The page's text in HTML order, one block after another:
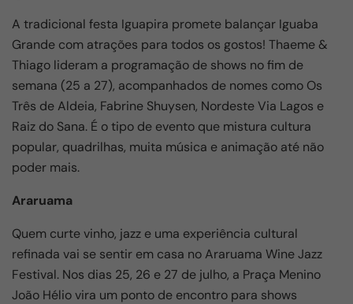
A tradicional festa Iguapira promete balançar Iguaba
Grande com atrações para todos os gostos! Thaeme &
Thiago lideram a programação de shows no fim de
semana (25 a 27), acompanhados de nomes como Os
Três de Aldeia, Fabrine Shuysen, Nordeste Via Lagos e
Raiz do Sana. É o tipo de evento que mistura cultura
popular, quadrilhas, muita música e animação até não
poder mais.
Araruama
Quem curte vinho, jazz e uma experiência cultural
refinada vai se sentir em casa no Araruama Wine Jazz
Festival. Nos dias 25, 26 e 27 de julho, a Praça Menino
João Hélio vira um ponto de encontro para shows